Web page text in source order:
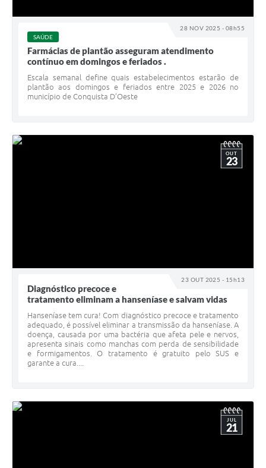
28 NOV 2025 - 08h55
SAÚDE
Farmácias de plantão asseguram atendimento
contínuo em domingos e feriados .
Escala semanal define quais estabelecimentos estarão de
plantão aos domingos e feriados entre 2025 e 2026 no
município de Conquista D’Oeste
23 OUT 2025 - 15h13
OUT
23
Diagnóstico precoce e
tratamento eliminam a hanseníase e salvam vidas
Hanseníase tem cura! Com diagnóstico precoce e tratamento
adequado, é possível eliminar a transmissão da hanseníase. A
doença, causada por uma bactéria que afeta pele e nervos,
apresenta sinais como manchas com perda de sensibilidade
e formigamentos. O tratamento é gratuito pelo SUS e
garante a cura....
JUL
21